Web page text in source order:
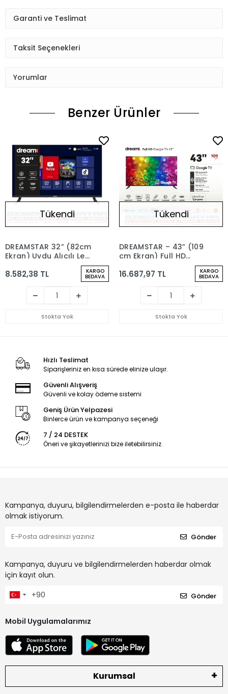
Garanti ve Teslimat
Taksit Seçenekleri
Yorumlar
Benzer Ürünler
Tükendi
DREAMSTAR 32” (82cm
Ekran) Uydu Alıcılı Led
8.582,38 TL KARGO
BEDAVA
Stokta Yok
Tükendi
DREAMSTAR – 43” (109
cm Ekran) Full HD
Frameless Google TV
Televizyon
16.687,97 TL KARGO
BEDAVA
Stokta Yok
Hızlı Teslimat
Siparişleriniz en kısa sürede elinize ulaşır.
Güvenli Alışveriş
Güvenli ve kolay ödeme sistemi
Geniş Ürün Yelpazesi
Binlerce ürün ve kampanya seçeneği
7 / 24 DESTEK
Öneri ve şikayetlerinizi bize iletebilirsiniz.
Kampanya, duyuru, bilgilendirmelerden e-posta ile haberdar
olmak istiyorum.
Gönder
Kampanya, duyuru ve bilgilendirmelerden haberdar olmak
için kayıt olun.
Gönder
Mobil Uygulamalarımız
Kurumsal